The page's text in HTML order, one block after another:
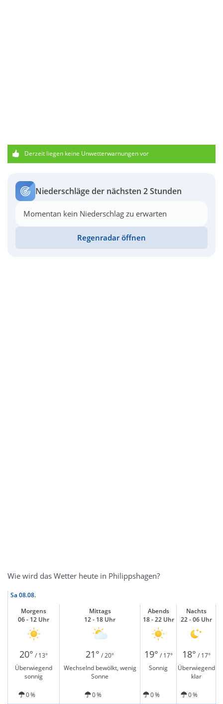
Derzeit liegen keine Unwetterwarnungen vor
Niederschläge der nächsten 2 Stunden
Momentan kein Niederschlag zu erwarten
Regenradar öffnen
Wie wird das Wetter heute in Philippshagen?
Sa 08.08.
Morgens
06 - 12 Uhr
Mittags
12 - 18 Uhr
Abends
18 - 22 Uhr
Nachts
22 - 06 Uhr
20° / 13° 21° / 20° 19° / 17° 18° / 17°
Überwiegend
sonnig
Wechselnd bewölkt, wenig
Sonne
Sonnig
Überwiegend
klar
0 % 0 % 0 % 0 %